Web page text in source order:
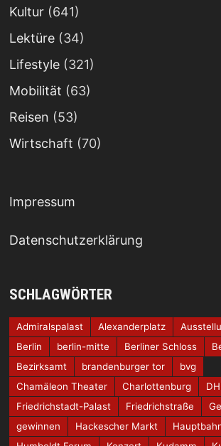
Kultur(641)
Lektüre(34)
Lifestyle(321)
Mobilität (63)
Reisen (53)
Wirtschaft (70)
Impressum
Datenschutzerklärung
SCHLAGWÖRTER
Admiralspalast Alexanderplatz
Berlin
berlin-mitte Berliner Schloss
Bezirksamt
brandenburger tor
bvg
Chamäleon Theater
Charlottenburg
Friedrichstadt-Palast
Friedrichstraße
gewinnen
Hackescher Markt